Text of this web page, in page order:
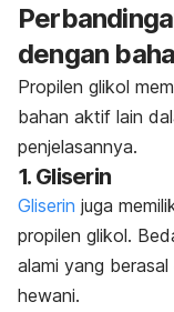
dengan
Propilen glikol
bahan aktif lain
penjelasannya.
1. Gliserin
Gliserin juga
propilen glikol.
alami yang
hewani.